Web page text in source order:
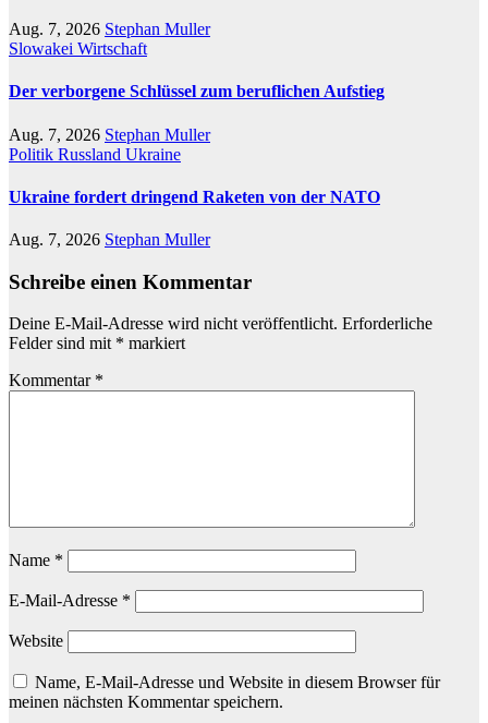
Aug. 7, 2026 Stephan Muller
Slowakei Wirtschaft
Der verborgene Schlüssel zum beruflichen Aufstieg
Aug. 7, 2026 Stephan Muller
Politik Russland Ukraine
Ukraine fordert dringend Raketen von der NATO
Aug. 7, 2026 Stephan Muller
Schreibe einen Kommentar
Deine E-Mail-Adresse wird nicht veröffentlicht. Erforderliche
Felder sind mit * markiert
Kommentar *
Name *
E-Mail-Adresse *
Website
Name, E-Mail-Adresse und Website in diesem Browser für
meinen nächsten Kommentar speichern.